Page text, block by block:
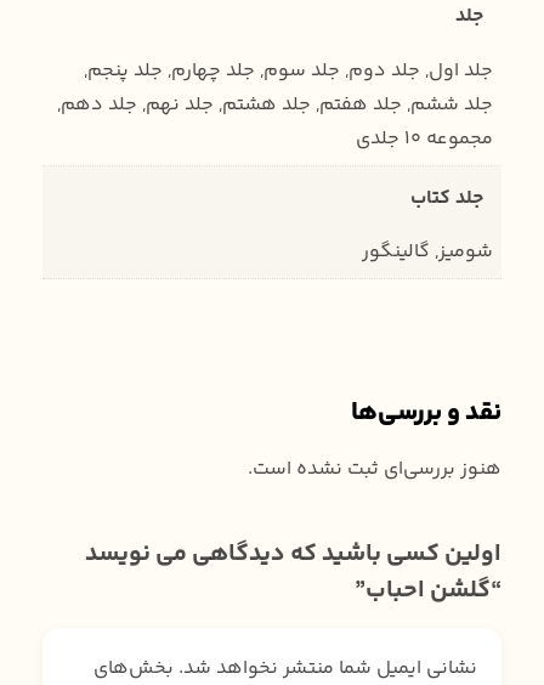
جلد
جلد اول, جلد دوم, جلد سوم, جلد چهارم, جلد پنجم,
جلد ششم, جلد هفتم, جلد هشتم, جلد نهم, جلد دهم,
مجموعه 10 جلدی
جلد کتاب
شومیز, گالینگور
نقد و بررسی‌ها
هنوز بررسی‌ای ثبت نشده است.
اولین کسی باشید که دیدگاهی می نویسد
“گلشن احباب”
نشانی ایمیل شما منتشر نخواهد شد. بخش‌های